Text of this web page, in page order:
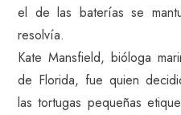
el de las baterías se
resolvía.
Kate Mansfield, bióloga
de Florida, fue quien
las tortugas pequeñas